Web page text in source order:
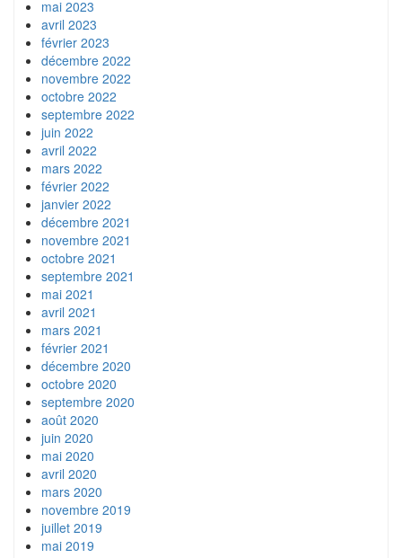
mai 2023
avril 2023
février 2023
décembre 2022
novembre 2022
octobre 2022
septembre 2022
juin 2022
avril 2022
mars 2022
février 2022
janvier 2022
décembre 2021
novembre 2021
octobre 2021
septembre 2021
mai 2021
avril 2021
mars 2021
février 2021
décembre 2020
octobre 2020
septembre 2020
août 2020
juin 2020
mai 2020
avril 2020
mars 2020
novembre 2019
juillet 2019
mai 2019